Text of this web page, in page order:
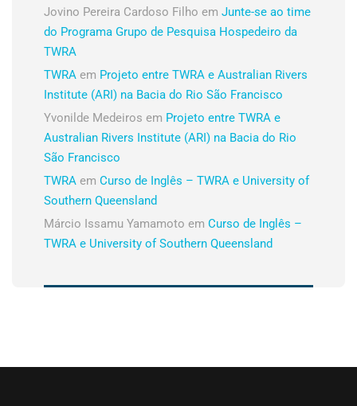
Jovino Pereira Cardoso Filho em Junte-se ao time
do Programa Grupo de Pesquisa Hospedeiro da
TWRA
TWRA em Projeto entre TWRA e Australian Rivers
Institute (ARI) na Bacia do Rio São Francisco
Yvonilde Medeiros em Projeto entre TWRA e
Australian Rivers Institute (ARI) na Bacia do Rio
São Francisco
TWRA em Curso de Inglês – TWRA e University of
Southern Queensland
Márcio Issamu Yamamoto em Curso de Inglês –
TWRA e University of Southern Queensland